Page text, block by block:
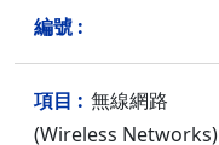
無線網路
(Wireless Networks)